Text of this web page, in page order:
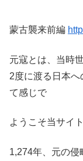
蒙古襲来前編
元寇とは、当時
2度に渡る日本
て感じで
ようこそ当サイ
1,274年、元の侵